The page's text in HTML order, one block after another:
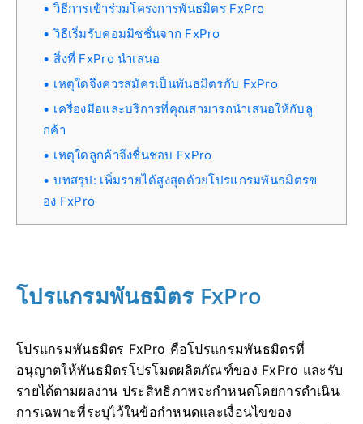
วิธีการเข้าร่วมโครงการพันธมิตร FxPro
วิธีเริ่มรับคอมมิชชั่นจาก FxPro
สิ่งที่ FxPro นำเสนอ
เหตุใดจึงควรสมัครเป็นพันธมิตรกับ FxPro
เครื่องมือและบริการที่คุณสามารถนำเสนอให้กับลู
กค้า
เหตุใดลูกค้าจึงชื่นชอบ FxPro
บทสรุป: เพิ่มรายได้สูงสุดด้วยโปรแกรมพันธมิตรข
อง FxPro
โปรแกรมพันธมิตร FxPro
โปรแกรมพันธมิตร FxPro คือโปรแกรมพันธมิตรที่
อนุญาตให้พันธมิตรโปรโมตผลิตภัณฑ์ของ FxPro และรับ
รายได้ตามผลงาน ประสิทธิภาพจะกำหนดโดยการดำเนิน
การเฉพาะที่ระบุไว้ในข้อกำหนดและเงื่อนไขของ